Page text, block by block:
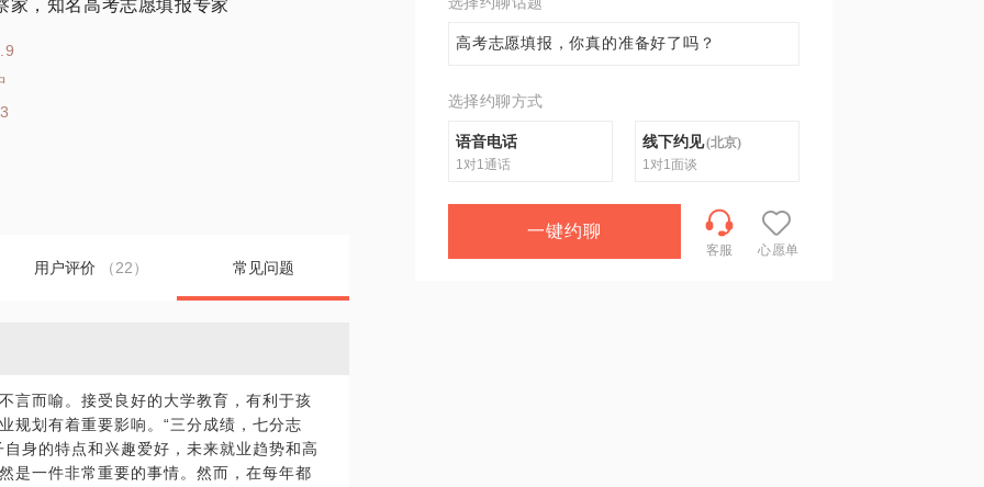
家，知名高考志愿填报专家
用户评价 （22） 常见问题
言而喻。接受良好的大学教育，有利于孩
规划有着重要影响。“三分成绩，七分志
身的特点和兴趣爱好，未来就业趋势和高
是一件非常重要的事情。然而，在每年都
高考志愿填报，你真的准备好了吗？
选择约聊方式
语音电话
1对1通话
线下约见(北京)
1对1面谈
一键约聊
客服 心愿单